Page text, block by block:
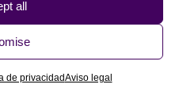
all
de privacidadAviso legal
Privacy policyCookies policy